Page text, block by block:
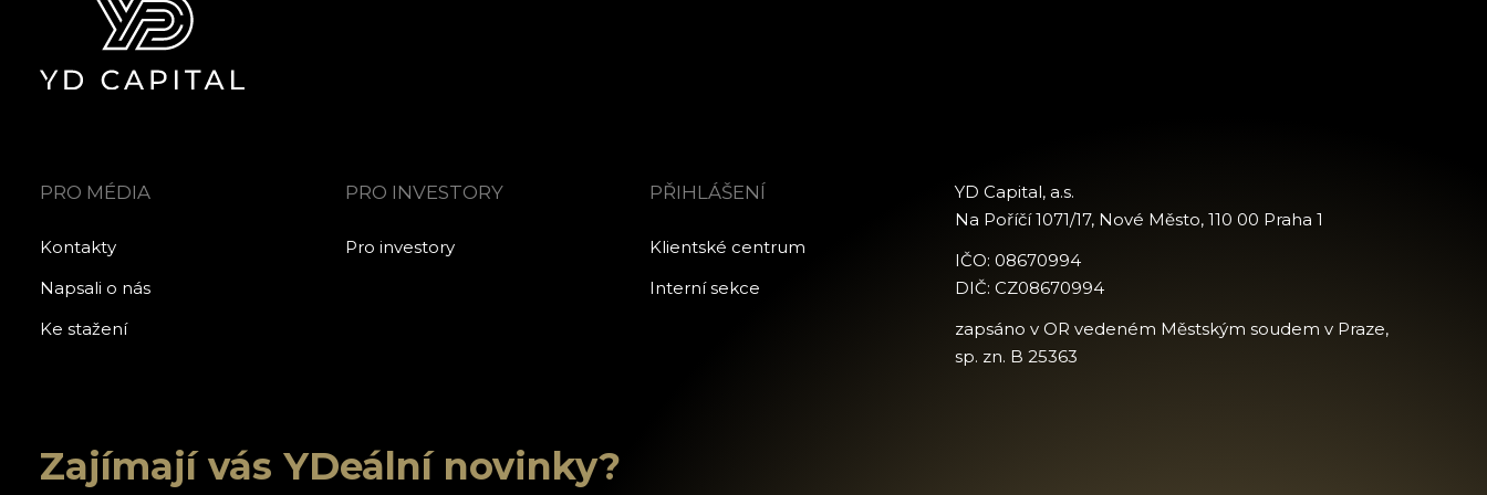
PRO MÉDIA
Kontakty
Napsali o nás
Ke stažení
PRO INVESTORY
Pro investory
PŘIHLÁŠENÍ
Klientské centrum
Interní sekce
YD Capital, a.s.
Na Poříčí 1071/17, Nové Město, 110 00 Praha 1
IČO: 08670994
DIČ: CZ08670994
zapsáno v OR vedeném Městským soudem v Praze,
sp. zn. B 25363
Zajímají vás YDeální novinky?